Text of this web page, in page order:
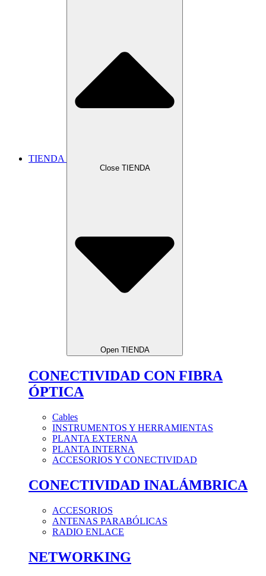
TIENDA
Close TIENDA
Open TIENDA
CONECTIVIDAD CON FIBRA
ÓPTICA
Cables
INSTRUMENTOS Y HERRAMIENTAS
PLANTA EXTERNA
PLANTA INTERNA
ACCESORIOS Y CONECTIVIDAD
CONECTIVIDAD INALÁMBRICA
ACCESORIOS
ANTENAS PARABÓLICAS
RADIO ENLACE
NETWORKING